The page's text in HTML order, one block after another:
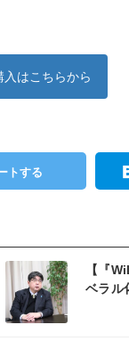
はこちらから
トする
【『
ベラル